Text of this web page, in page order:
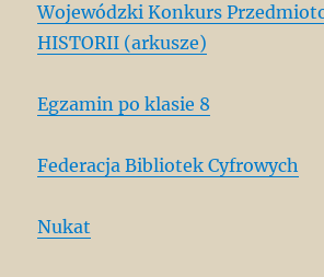
Wojewódzki Konkurs
HISTORII (arkusze)
Egzamin po klasie 8
Federacja Bibliotek Cyfrowych
Nukat